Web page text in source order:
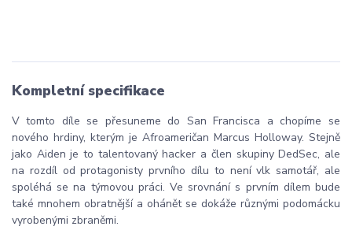
Kompletní specifikace
V tomto díle se přesuneme do San Francisca a chopíme se
nového hrdiny, kterým je Afroameričan Marcus Holloway. Stejně
jako Aiden je to talentovaný hacker a člen skupiny DedSec, ale
na rozdíl od protagonisty prvního dílu to není vlk samotář, ale
spoléhá se na týmovou práci. Ve srovnání s prvním dílem bude
také mnohem obratnější a ohánět se dokáže různými podomácku
vyrobenými zbraněmi.